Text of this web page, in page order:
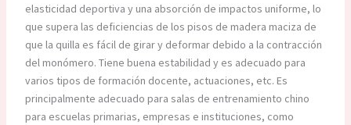
elasticidad deportiva y una absorción de impactos uniforme, lo
que supera las deficiencias de los pisos de madera maciza de
que la quilla es fácil de girar y deformar debido a la contracción
del monómero. Tiene buena estabilidad y es adecuado para
varios tipos de formación docente, actuaciones, etc. Es
principalmente adecuado para salas de entrenamiento chino
para escuelas primarias, empresas e instituciones, como